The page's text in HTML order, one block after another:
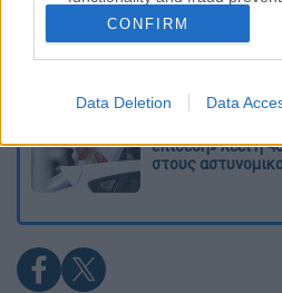
user protection.
CONFIRM
Data Deletion Data
Φρίκη στην
κατάστημα και
επίθεση» λέει η
στους